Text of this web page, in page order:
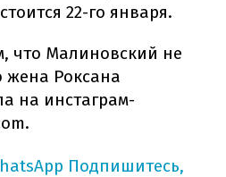
22-го января.
что Малиновский не
жена Роксана
на инстаграм-
Подпишитесь,